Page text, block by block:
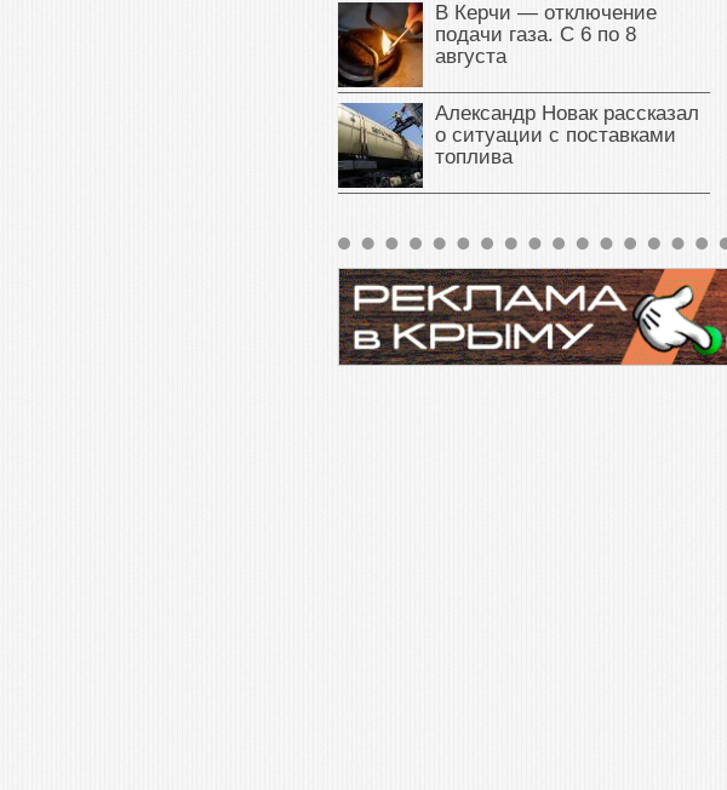
В Керчи — отключение
подачи газа. С 6 по 8
августа
Александр Новак рассказал
о ситуации с поставками
топлива